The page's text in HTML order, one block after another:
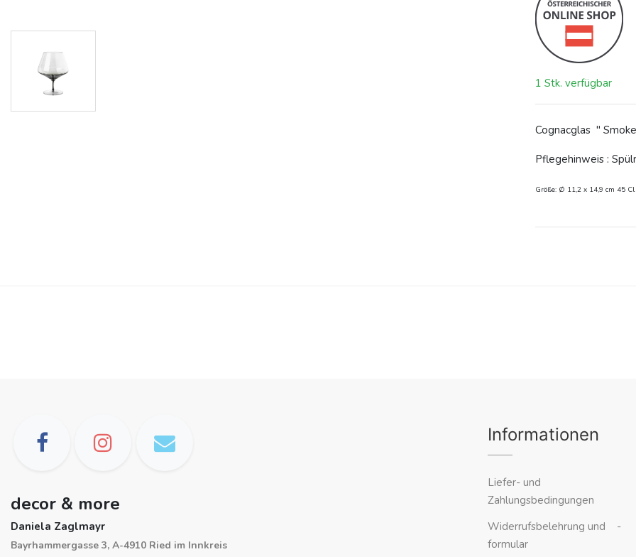
1 Stk. verfügbar
Cognacglas "
Pflegehinweis :
Größe: Ø 11,2 x 14,9 cm 45 Cl
decor & more
Daniela Zaglmayr
Bayrhammergasse 3, A-4910 Ried im Innkreis
Informationen
Liefer- und
Zahlungsbedingungen
Widerrufsbelehrung und -
formular